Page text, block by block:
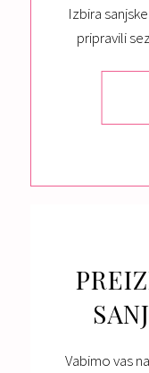
Izbira
pripravili
Vabimo vas